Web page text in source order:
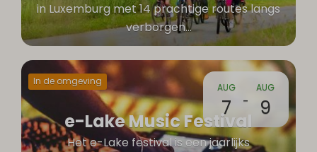
in Luxemburg met 14 prachtige routes langs
verborgen…
In de omgeving
AUG
7 -
AUG
9
e-Lake Music Festival
Het e-Lake festival is een jaarlijks